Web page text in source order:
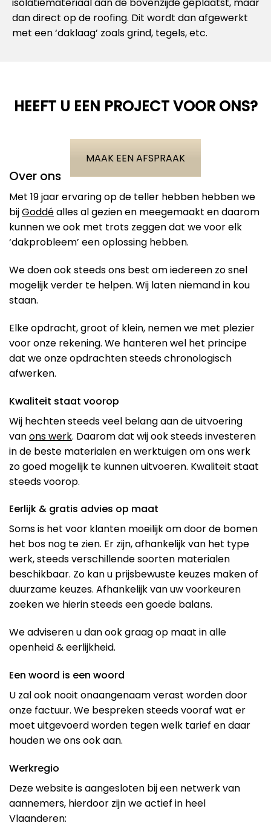
dan direct op de roofing. Dit wordt dan afgewerkt
met een ‘daklaag’ zoals grind, tegels, etc.
HEEFT U EEN PROJECT VOOR ONS?
MAAK EEN AFSPRAAK
Over ons
Met 19 jaar ervaring op de teller hebben hebben we
bijGoddéalles al gezien en meegemaakt en daarom
kunnen we ook met trots zeggen dat we voor elk
‘dakprobleem’ een oplossing hebben.
We doen ook steeds ons best om iedereen zo snel
mogelijk verder te helpen. Wij laten niemand in kou
staan.
Elke opdracht, groot of klein, nemen we met plezier
voor onze rekening. We hanteren wel het principe
dat we onze opdrachten steeds chronologisch
afwerken.
Kwaliteit staat voorop
Wij hechten steeds veel belang aan de uitvoering
vanons werk. Daarom dat wij ook steeds investeren
in de beste materialen en werktuigen om ons werk
zo goed mogelijk te kunnen uitvoeren. Kwaliteit staat
steeds voorop.
Eerlijk & gratis advies op maat
Soms is het voor klanten moeilijk om door de bomen
het bos nog te zien. Er zijn, afhankelijk van het type
werk, steeds verschillende soorten materialen
beschikbaar. Zo kan u prijsbewuste keuzes maken of
duurzame keuzes. Afhankelijk van uw voorkeuren
zoeken we hierin steeds een goede balans.
We adviseren u dan ook graag op maat in alle
openheid & eerlijkheid.
Een woord is een woord
U zal ook nooit onaangenaam verast worden door
onze factuur. We bespreken steeds vooraf wat er
moet uitgevoerd worden tegen welk tarief en daar
houden we ons ook aan.
Werkregio
Deze website is aangesloten bij een netwerk van
aannemers, hierdoor zijn we actief in heel
Vlaanderen: